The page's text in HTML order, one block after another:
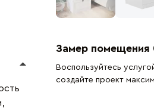
Замер помещения
Воспользуйтесь
создайте проект